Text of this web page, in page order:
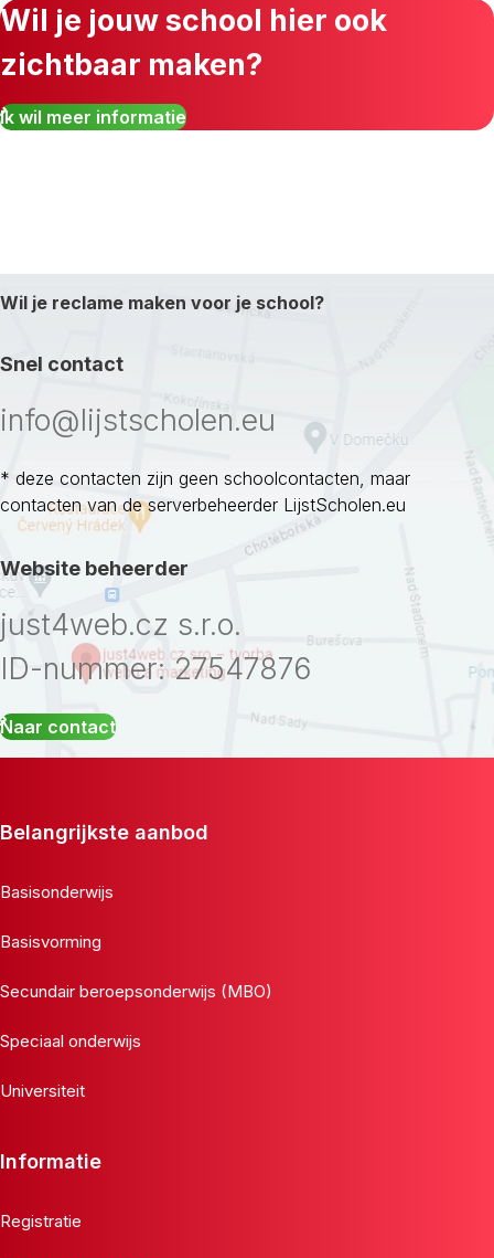
Wil je jouw school hier ook
zichtbaar maken?
Ik wil meer informatie
Wil je reclame maken voor je school?
Snel contact
info@lijstscholen.eu
* deze contacten zijn geen schoolcontacten, maar
contacten van de serverbeheerder LijstScholen.eu
Website beheerder
just4web.cz s.r.o.
ID-nummer: 27547876
Naar contact
Belangrijkste aanbod
Basisonderwijs
Basisvorming
Secundair beroepsonderwijs (MBO)
Speciaal onderwijs
Universiteit
Informatie
Registratie